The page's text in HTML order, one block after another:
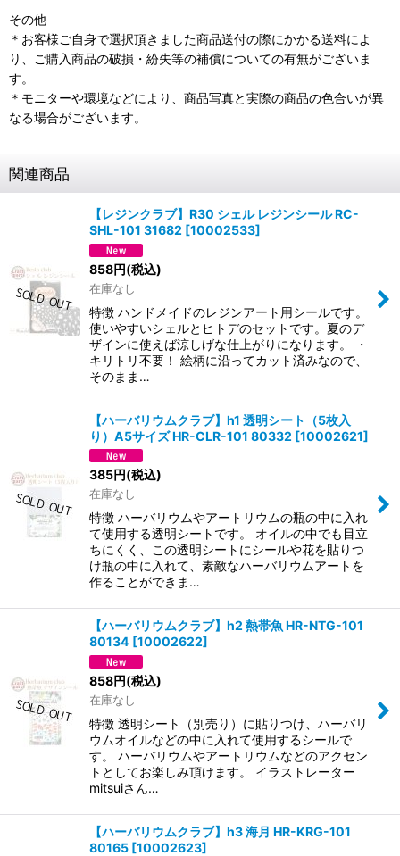
その他
＊お客様ご自身で選択頂きました商品送付の際にかかる送料によ
り、ご購入商品の破損・紛失等の補償についての有無がございま
す。
＊モニターや環境などにより、商品写真と実際の商品の色合いが異
なる場合がございます。
関連商品
【レジンクラブ】R30 シェル レジンシール RC-
SHL-101 31682 [10002533]
858円(税込)
在庫なし
特徴 ハンドメイドのレジンアート用シールです。
使いやすいシェルとヒトデのセットです。夏のデ
ザインに使えば涼しげな仕上がりになります。 ・
キリトリ不要！ 絵柄に沿ってカット済みなので、
そのまま…
【ハーバリウムクラブ】h1 透明シート（5枚入
り）A5サイズ HR-CLR-101 80332 [10002621]
385円(税込)
在庫なし
特徴 ハーバリウムやアートリウムの瓶の中に入れ
て使用する透明シートです。 オイルの中でも目立
ちにくく、この透明シートにシールや花を貼りつ
け瓶の中に入れて、素敵なハーバリウムアートを
作ることができま…
【ハーバリウムクラブ】h2 熱帯魚 HR-NTG-101
80134 [10002622]
858円(税込)
在庫なし
特徴 透明シート（別売り）に貼りつけ、ハーバリ
ウムオイルなどの中に入れて使用するシールで
す。 ハーバリウムやアートリウムなどのアクセン
トとしてお楽しみ頂けます。 イラストレーター
mitsuiさん…
【ハーバリウムクラブ】h3 海月 HR-KRG-101
80165 [10002623]